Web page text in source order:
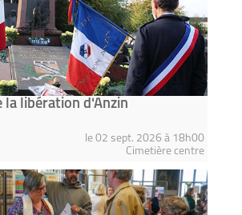
la libération d'Anzin
le 02 sept. 2026 à 18h00
Cimetière centre